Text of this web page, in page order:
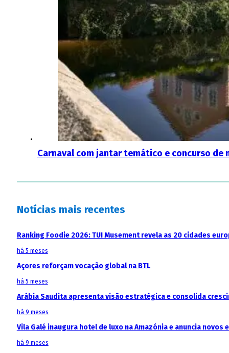
Carnaval com jantar temático e concurso
Notícias mais recentes
Ranking Foodie 2026: TUI Musement revela as 20 cidades
há 5 meses
Açores reforçam vocação global na BTL
há 5 meses
Arábia Saudita apresenta visão estratégica e consolida
há 9 meses
Vila Galé inaugura hotel de luxo na Amazónia e anuncia
há 9 meses